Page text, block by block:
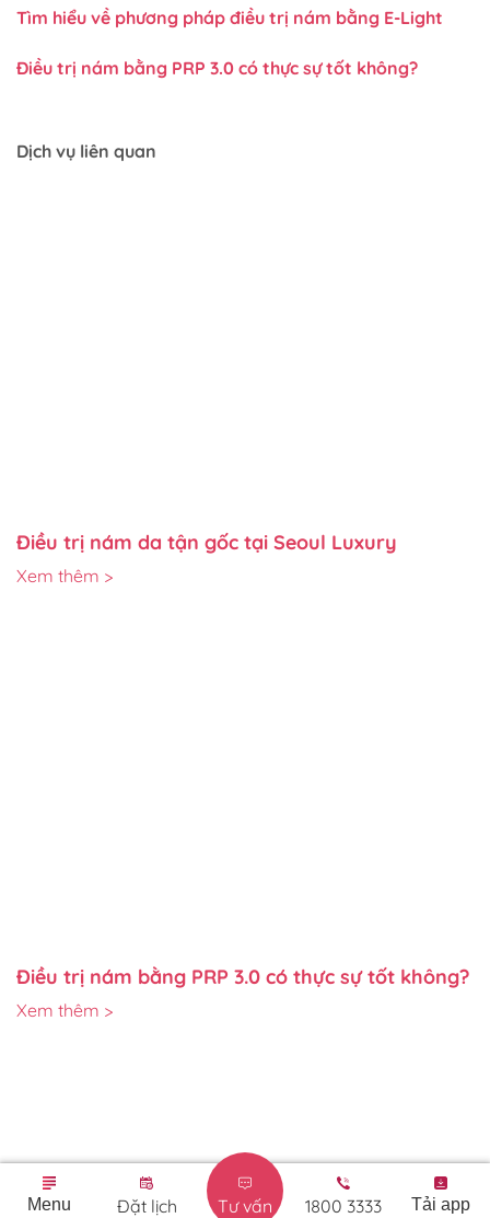
Dịch vụ liên quan
Điều trị nám da tận gốc tại Seoul Luxury
Xem thêm >
Điều trị nám bằng PRP 3.0 có thực sự tốt không?
Xem thêm >
Tìm hiểu về phương pháp điều trị nám bằng E-Light
Điều trị nám bằng PRP 3.0 có thực sự tốt không?
Menu Đặt lịch Tư vấn 1800 3333 Tải app